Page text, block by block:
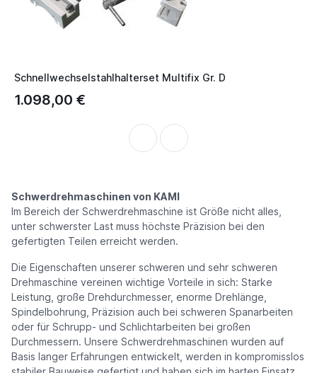
Schnellwechselstahlhalterset Multifix Gr. D
1.098,00 €
Schwerdrehmaschinen von KAMI
Im Bereich der Schwerdrehmaschine ist Größe nicht alles,
unter schwerster Last muss höchste Präzision bei den
gefertigten Teilen erreicht werden.
Die Eigenschaften unserer schweren und sehr schweren
Drehmaschine vereinen wichtige Vorteile in sich: Starke
Leistung, große Drehdurchmesser, enorme Drehlänge,
Spindelbohrung, Präzision auch bei schweren Spanarbeiten
oder für Schrupp- und Schlichtarbeiten bei großen
Durchmessern. Unsere Schwerdrehmaschinen wurden auf
Basis langer Erfahrungen entwickelt, werden in kompromisslos